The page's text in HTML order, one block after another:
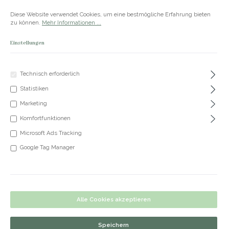
+49 5191 62 33 666
Kette Stella
Diese Website verwendet Cookies, um eine bestmögliche Erfahrung bieten
zu können. Mehr Informationen ...
Einstellungen
Technisch erforderlich
Statistiken
Marketing
Komfortfunktionen
Microsoft Ads Tracking
Google Tag Manager
Alle Cookies akzeptieren
Speichern